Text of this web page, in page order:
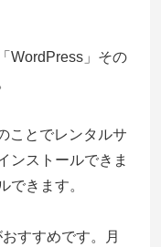
WordPress」その
ことでレンタルサ
ンストールできま
できます。
すすめです。月